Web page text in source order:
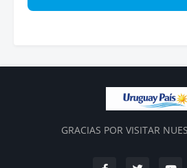
GRACIAS POR VISITAR